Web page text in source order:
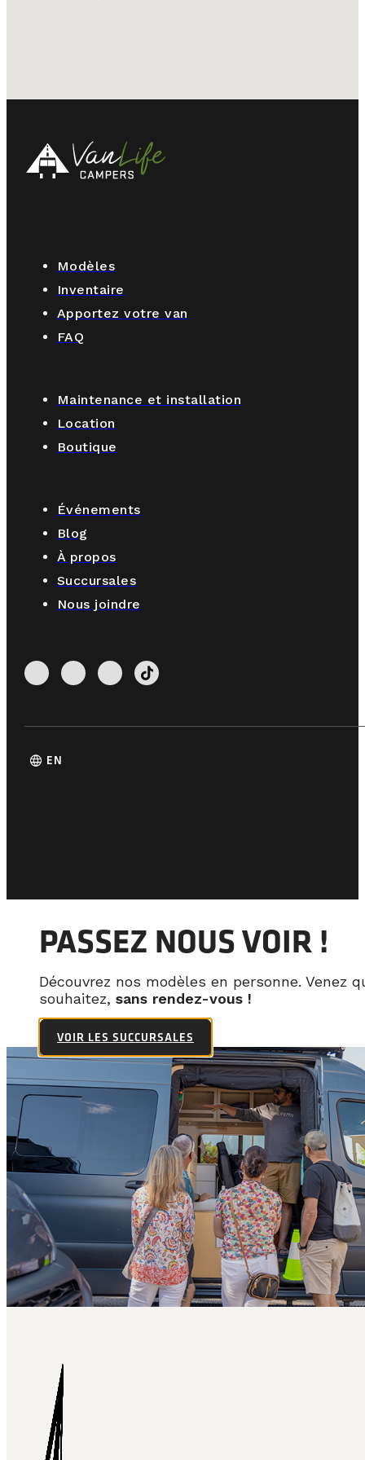
Modèles
Inventaire
Apportez votre van
FAQ
Maintenance et installation
Location
Boutique
Événements
Blog
À propos
Succursales
Nous joindre
language EN
PASSEZ NOUS VOIR !
Découvrez nos modèles en personne. Venez
souhaitez, sans rendez-vous !
VOIR LES SUCCURSALES